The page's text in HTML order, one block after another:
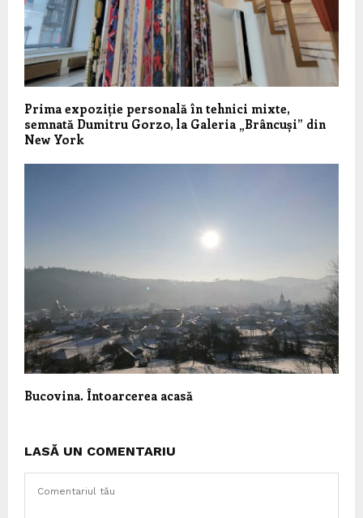
Prima expoziție personală în tehnici mixte,
semnată Dumitru Gorzo, la Galeria „Brâncuși” din
New York
Bucovina. Întoarcerea acasă
LASĂ UN COMENTARIU